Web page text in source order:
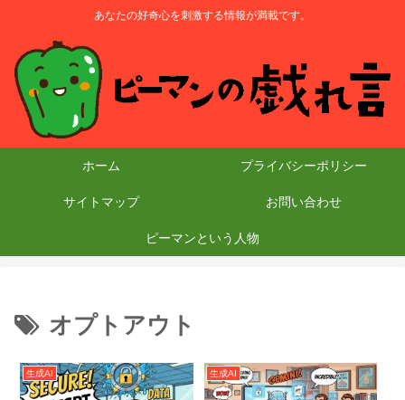
あなたの好奇心を刺激する情報が満載です。
ホーム プライバシーポリシー
サイトマップ お問い合わせ
ピーマンという人物
オプトアウト
生成AI 生成AI